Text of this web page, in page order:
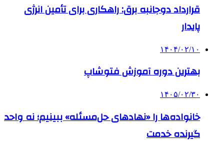
قرارداد دوجانبه برق: راهکاری برای تأمین انرژی
پایدار
۱۴۰۴/۰۲/۱۰
بهترین دوره آموزش فتوشاپ
۱۴۰۵/۰۲/۳۰
خانواده‌ها را «نهادهای حل‌مسئله» ببینیم؛ نه واحد
گیرنده خدمت